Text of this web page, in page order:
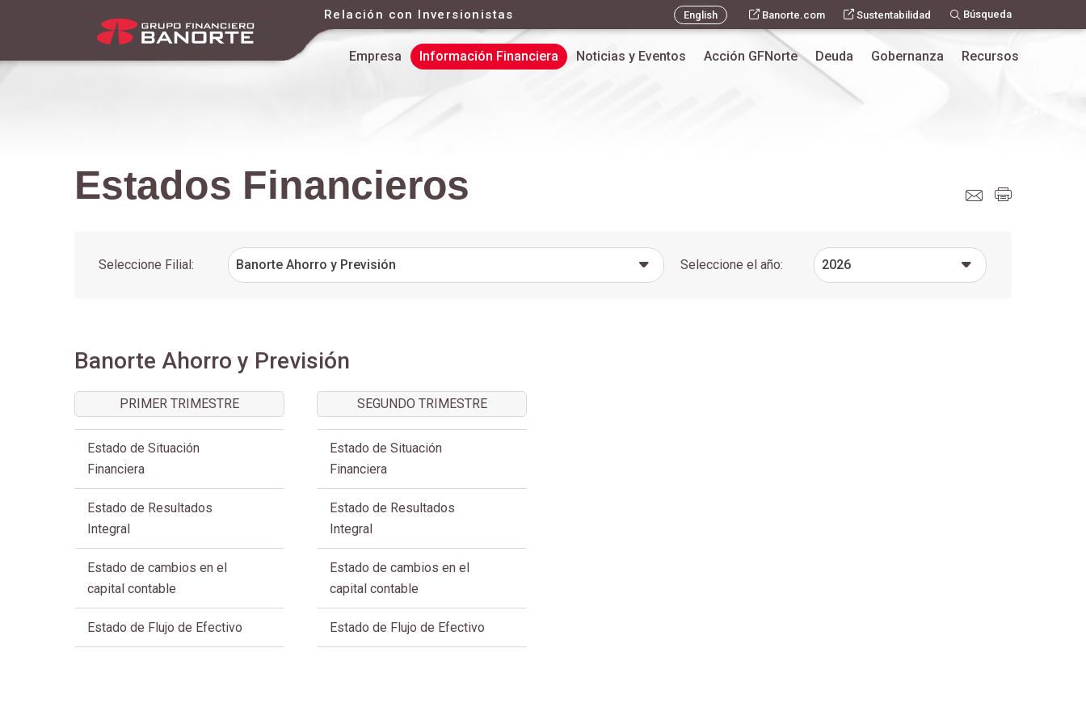
Relación con Inversionistas English Banorte.com Sustentabilidad Búsqueda
Empresa Información Financiera Noticias y Eventos Acción GFNorte Deuda Gobernanza Recursos
Estados Financieros
Seleccione Filial:
Banorte Ahorro y Previsión Seleccione el año: 2026
Banorte Ahorro y Previsión
PRIMER TRIMESTRE
Estado de Situación
Financiera
Estado de Resultados
Integral
Estado de cambios en el
capital contable
Estado de Flujo de Efectivo
SEGUNDO TRIMESTRE
Estado de Situación
Financiera
Estado de Resultados
Integral
Estado de cambios en el
capital contable
Estado de Flujo de Efectivo